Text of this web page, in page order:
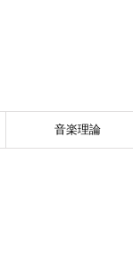
音楽理論